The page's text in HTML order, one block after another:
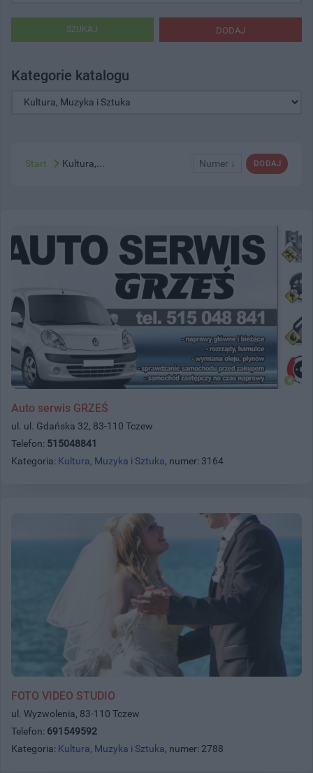
DODAJ
SZUKAJ
Kategorie katalogu
DODAJ
Numer ↓
Start Kultura,...
Auto serwis GRZEŚ
ul. ul. Gdańska 32, 83-110 Tczew
Telefon: 515048841
Kategoria: Kultura, Muzyka i Sztuka, numer: 3164
FOTO VIDEO STUDIO
ul. Wyzwolenia, 83-110 Tczew
Telefon: 691549592
Kategoria: Kultura, Muzyka i Sztuka, numer: 2788